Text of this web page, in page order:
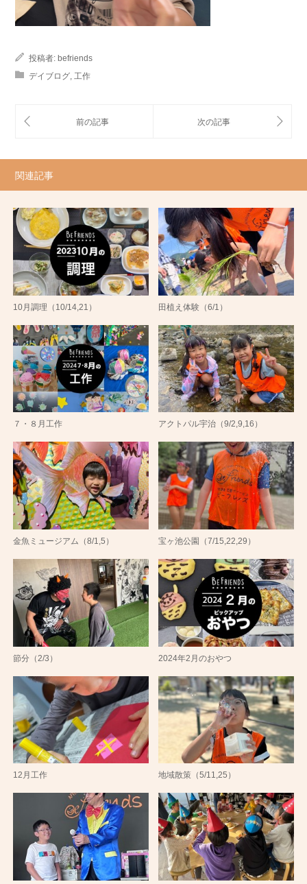
投稿者: befriends
デイブログ 工作
関連記事
10月調理（10/14,21） 田植え体験（6/1）
７・８月工作 アクトパル宇治（9/2,9,16）
金魚ミュージアム（8/1,5） 宝ヶ池公園（7/15,22,29）
節分（2/3） 2024年2月のおやつ
12月工作 地域散策（5/11,25）